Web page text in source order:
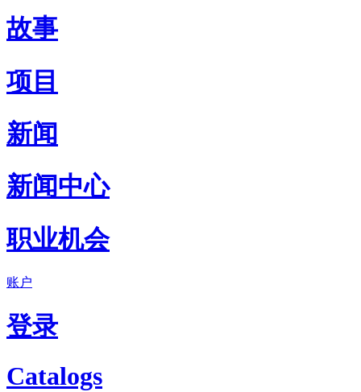
故事
项目
新闻
新闻中心
职业机会
账户
登录
Catalogs